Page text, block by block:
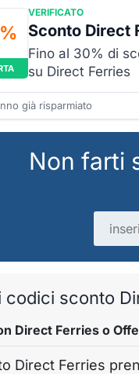
VERIFICATO
Sconto Direct
Fino al 30% di
su Direct Ferries
già risparmiato
Non farti
codici sconto
Direct Ferries o
Direct Ferries